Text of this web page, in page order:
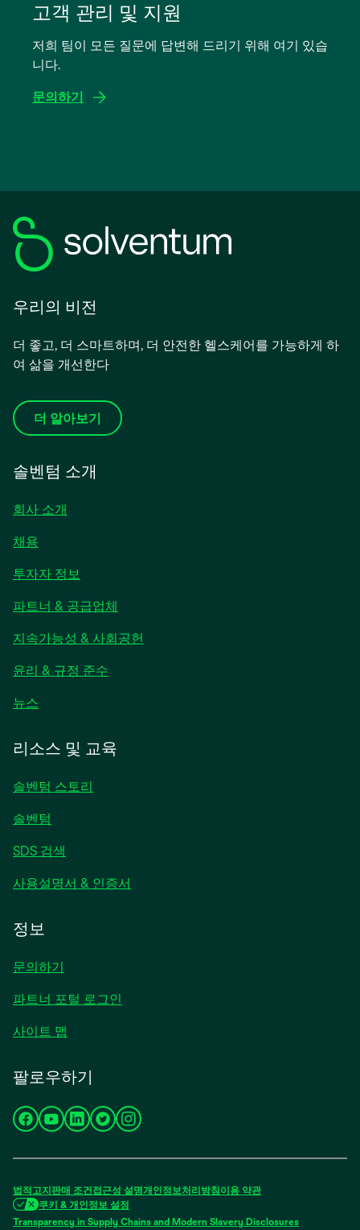
고객 관리 및 지원
저희 팀이 모든 질문에 답변해 드리기 위해 여기 있습
니다.
문의하기
우리의 비전
더 좋고, 더 스마트하며, 더 안전한 헬스케어를 가능하게 하
여 삶을 개선한다
더 알아보기
솔벤텀 소개
회사 소개
채용
투자자 정보
에
서
림
파트너 & 공급업체
지속가능성 & 사회공헌
윤리 & 규정 준수
뉴스
에
서
열
림
리소스 및 교육
솔벤텀 스토리
솔벤텀
SDS 검색
사용설명서 & 인증서
정보
문의하기
파트너 포털 로그인
사이트 맵
팔로우하기
새
서
열
림
새
서
열
림
새
서
열
림
새
서
열
림
새
서
열
림
법적고지 판매 조건접근성 설명개인정보처리방침 이용 약관
쿠키 & 개인정보 설정
Transparency in Supply Chains and Modern Slavery Disclosures